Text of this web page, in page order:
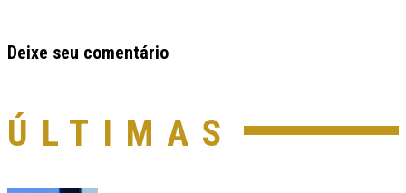
Deixe seu comentário
ÚLTIMAS